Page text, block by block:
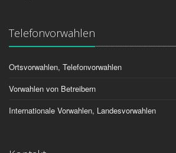
Telefonvorwahlen
Ortsvorwahlen, Telefonvorwahlen
Vorwahlen von Betreibern
Internationale Vorwahlen, Landesvorwahlen